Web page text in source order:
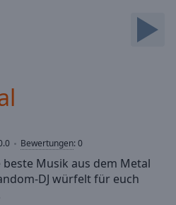
Bewertungen:0
Musik aus dem Metal
DJ würfelt für euch